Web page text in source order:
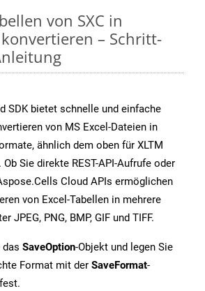
von SXC in
– Schritt-
SDK bietet schnelle und einfache
von MS Excel-Dateien in
ähnlich dem oben für XLTM
Sie direkte REST-API-Aufrufe oder
Cloud APIs ermöglichen
von Excel-Tabellen in mehrere
JPEG, PNG, BMP, GIF und TIFF.
das SaveOption-Objekt und legen Sie
Format mit der SaveFormat-